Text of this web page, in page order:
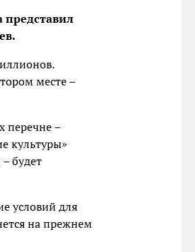
представил
месте –
перечне –
культуры»
будет
условий для
на прежнем